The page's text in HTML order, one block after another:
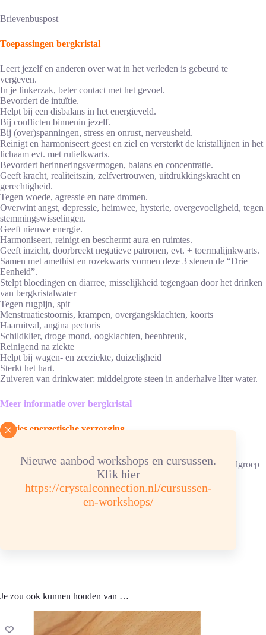
Nieuwe aanbod workshops en cursussen.
Klik hier
https://crystalconnection.nl/cursussen-
en-workshops/
Brievenbuspost
Toepassingen bergkristal
Leert jezelf en anderen over wat in het verleden is gebeurd te
vergeven.
In je linkerzak, beter contact met het gevoel.
Bevordert de intuïtie.
Helpt bij een disbalans in het energieveld.
Bij conflicten binnenin jezelf.
Bij (over)spanningen, stress en onrust, nerveusheid.
Reinigt en harmoniseert geest en ziel en versterkt de kristallijnen in het
lichaam evt. met rutielkwarts.
Bevordert herinneringsvermogen, balans en concentratie.
Geeft kracht, realiteitszin, zelfvertrouwen, uitdrukkingskracht en
gerechtigheid.
Tegen woede, agressie en nare dromen.
Overwint angst, depressie, heimwee, hysterie, overgevoeligheid, tegen
stemmingswisselingen.
Geeft nieuwe energie.
Harmoniseert, reinigt en beschermt aura en ruimtes.
Geeft inzicht, doorbreekt negatieve patronen, evt. + toermalijnkwarts.
Samen met amethist en rozekwarts vormen deze 3 stenen de “Drie
Eenheid”.
Stelpt bloedingen en diarree, misselijkheid tegengaan door het drinken
van bergkristalwater
Tegen rugpijn, spit
Menstruatiestoornis, krampen, overgangsklachten, koorts
Haaruitval, angina pectoris
Schildklier, droge mond, oogklachten, beenbreuk,
Reinigend na ziekte
Helpt bij wagen- en zeeziekte, duizeligheid
Sterkt het hart.
Zuiveren van drinkwater: middelgrote steen in anderhalve liter water.
Meer informatie over bergkristal
Advies energetische verzorging
Opladen: aansluitend 6 uur in dag-/zonlicht of in een bergkristalgroep
of bergkristalverzorgingssteentjes.
Chemische samenstelling: Si02 Hardheid 7
Je zou ook kunnen houden van …